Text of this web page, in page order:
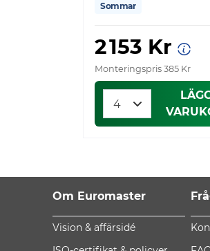
Sommar
2 153 Kr
Monteringspris 385 Kr
LÄGG
Om Euromaster
Vision & affärsidé